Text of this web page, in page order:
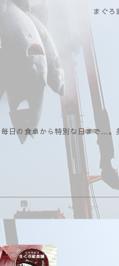
まぐろ
日の食卓から特別な日まで…。